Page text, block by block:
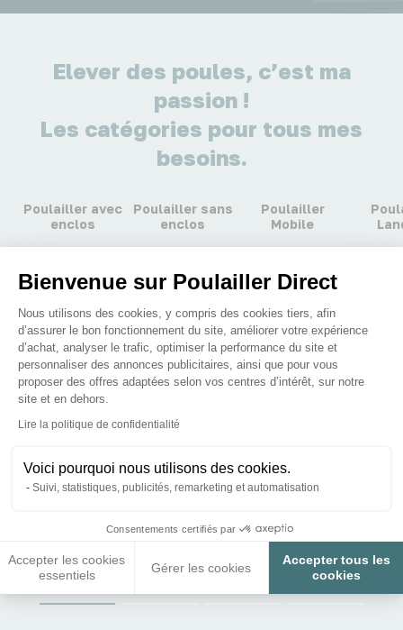
Bienvenue sur Poulailler Direct
Plateforme de Gestion du
Nous utilisons des cookies, y compris des cookies tiers, afin
d’assurer le bon fonctionnement du site, améliorer votre expérience
d’achat, analyser le trafic, optimiser la performance du site et
personnaliser des annonces publicitaires, ainsi que pour vous
proposer des offres adaptées selon vos centres d’intérêt, sur notre
site et en dehors.
Lire la politique de confidentialité
Voici pourquoi nous utilisons des cookies.
Suivi, statistiques, publicités, remarketing et automatisation
Consentements certifiés par
Accepter les cookies
essentiels
Gérer les cookies
Accepter tous les
cookies
Axeptio consent
Elever des poules, c’est ma
passion !
Les catégories pour tous mes
besoins.
Poulailler avec
enclos
Poulailler sans
enclos
Poulailler
Mobile
Paiements sécurisés et en 3x ou 4x